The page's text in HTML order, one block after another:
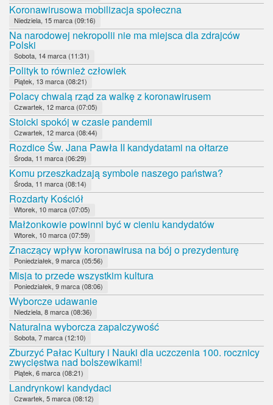
Koronawirusowa mobilizacja społeczna
Niedziela, 15 marca (09:16)
Na narodowej nekropolii nie ma miejsca dla zdrajców
Polski
Sobota, 14 marca (11:31)
Polityk to również człowiek
Piątek, 13 marca (08:21)
Polacy chwalą rząd za walkę z koronawirusem
Czwartek, 12 marca (07:05)
Stoicki spokój w czasie pandemii
Czwartek, 12 marca (08:44)
Rozdice Św. Jana Pawła II kandydatami na ołtarze
Środa, 11 marca (06:29)
Komu przeszkadzają symbole naszego państwa?
Środa, 11 marca (08:14)
Rozdarty Kościół
Wtorek, 10 marca (07:05)
Małżonkowie powinni być w cieniu kandydatów
Wtorek, 10 marca (07:59)
Znaczący wpływ koronawirusa na bój o prezydenturę
Poniedziałek, 9 marca (05:56)
Misja to przede wszystkim kultura
Poniedziałek, 9 marca (08:06)
Wyborcze udawanie
Niedziela, 8 marca (08:36)
Naturalna wyborcza zapalczywość
Sobota, 7 marca (12:10)
Zburzyć Pałac Kultury i Nauki dla uczczenia 100. rocznicy
zwycięstwa nad bolszewikami!
Piątek, 6 marca (08:21)
Landrynkowi kandydaci
Czwartek, 5 marca (08:12)